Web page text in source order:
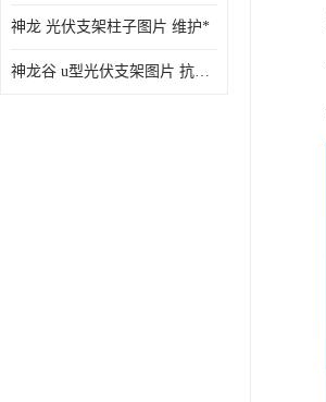
神龙 光伏支架柱子图片 维护*
神龙谷 u型光伏支架图片 抗紫外线